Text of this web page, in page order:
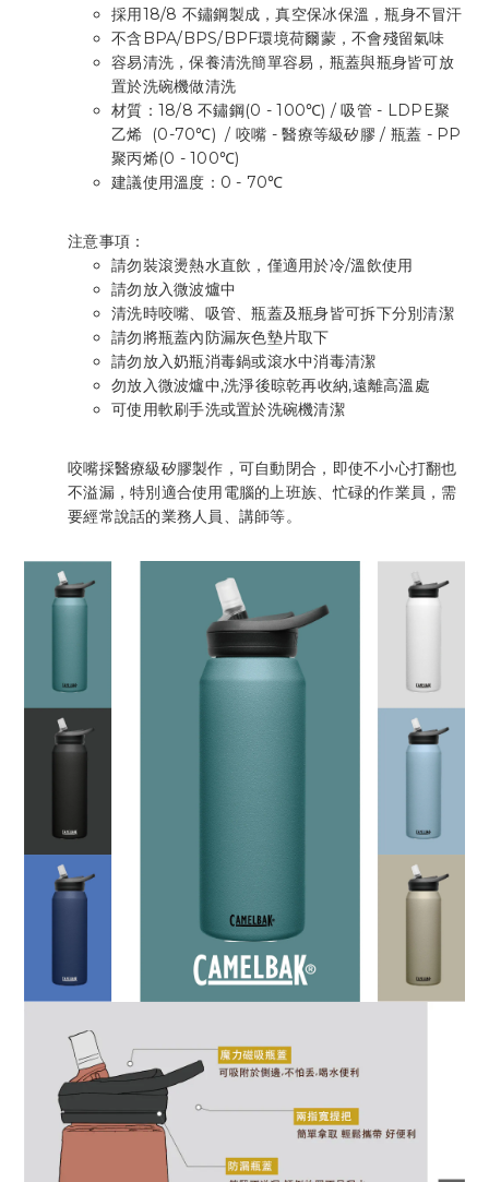
採用18/8 不鏽鋼製成，真空保冰保溫，瓶身不冒汗
不含BPA/BPS/BPF環境荷爾蒙，不會殘留氣味
容易清洗，保養清洗簡單容易，瓶蓋與瓶身皆可放
置於洗碗機做清洗
材質：18/8 不鏽鋼(0 - 100℃) / 吸管 - LDPE聚
乙烯 (0-70℃) / 咬嘴 - 醫療等級矽膠 / 瓶蓋 - PP
聚丙烯(0 - 100℃)
建議使用溫度：0 - 70℃
注意事項：
請勿裝滾燙熱水直飲，僅適用於冷/溫飲使用
請勿放入微波爐中
清洗時咬嘴、吸管、瓶蓋及瓶身皆可拆下分別清潔
請勿將瓶蓋內防漏灰色墊片取下
請勿放入奶瓶消毒鍋或滾水中消毒清潔
勿放入微波爐中,洗淨後晾乾再收納,遠離高溫處
可使用軟刷手洗或置於洗碗機清潔
咬嘴採醫療級矽膠製作，可自動閉合，即使不小心打翻也
不溢漏，特別適合使用電腦的上班族、忙碌的作業員，需
要經常說話的業務人員、講師等。